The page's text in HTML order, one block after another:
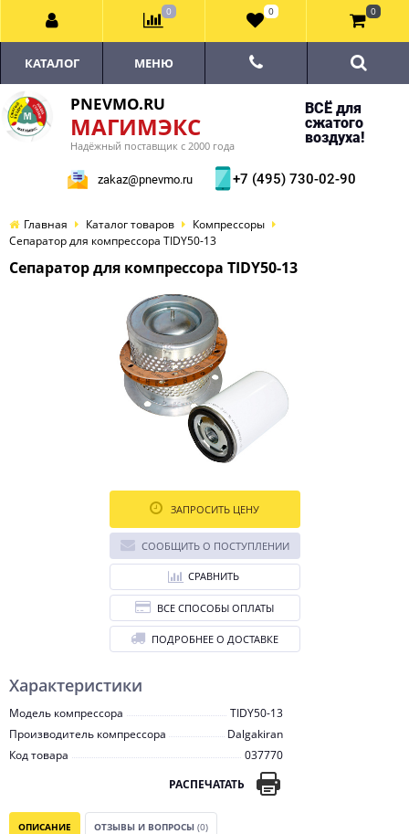
PNEVMO.RU
МАГИМЭКС
Надёжный поставщик с 2000 года
ВСЁ для
сжатого
воздуха!
zakaz@pnevmo.ru +7 (495) 730-02-90
КАТАЛОГ МЕНЮ
Главная Каталог товаров
Компрессоры
Сепаратор для компрессора TIDY50-13
Сепаратор для компрессора TIDY50-13
Характеристики
Модель компрессора
TIDY50-13
Производитель компрессора
Dalgakiran
Код товара
037770
РАСПЕЧАТАТЬ
ЗАПРОСИТЬ ЦЕНУ
СООБЩИТЬ О ПОСТУПЛЕНИИ
СРАВНИТЬ
ВСЕ СПОСОБЫ ОПЛАТЫ
ПОДРОБНЕЕ О ДОСТАВКЕ
ОПИСАНИЕ ОТЗЫВЫ И ВОПРОСЫ (0)
0 0 0